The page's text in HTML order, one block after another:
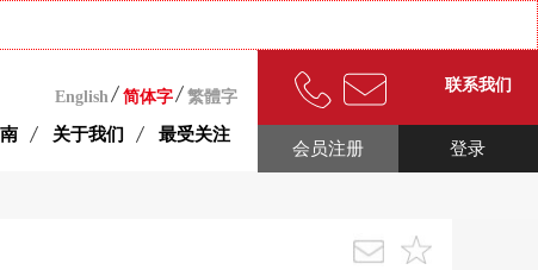
English 简体字 繁體字
关于我们 最受关注
联系我们
登录
会员注册